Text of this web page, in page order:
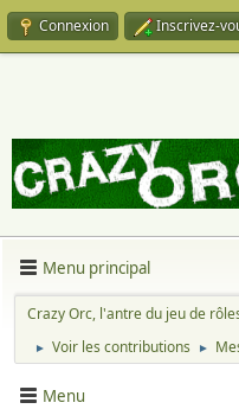
Connexion Inscrivez-
Menu principal
Crazy Orc, l'antre du jeu de
► Voir les contributions ►
Menu